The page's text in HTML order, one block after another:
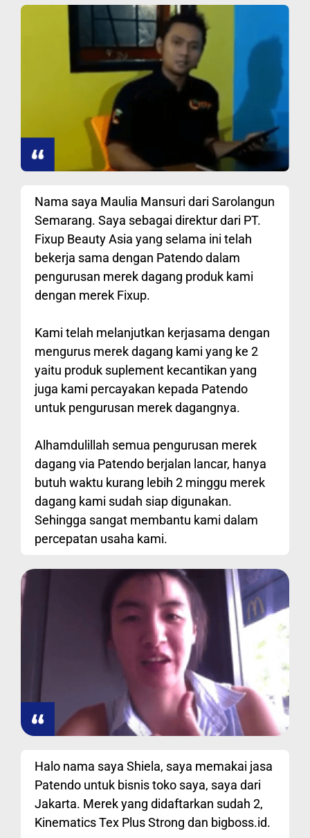
Nama saya Maulia Mansuri dari Sarolangun
Semarang. Saya sebagai direktur dari PT.
Fixup Beauty Asia yang selama ini telah
bekerja sama dengan Patendo dalam
pengurusan merek dagang produk kami
dengan merek Fixup.
Kami telah melanjutkan kerjasama dengan
mengurus merek dagang kami yang ke 2
yaitu produk suplement kecantikan yang
juga kami percayakan kepada Patendo
untuk pengurusan merek dagangnya.
Alhamdulillah semua pengurusan merek
dagang via Patendo berjalan lancar, hanya
butuh waktu kurang lebih 2 minggu merek
dagang kami sudah siap digunakan.
Sehingga sangat membantu kami dalam
percepatan usaha kami.
Halo nama saya Shiela, saya memakai jasa
Patendo untuk bisnis toko saya, saya dari
Jakarta. Merek yang didaftarkan sudah 2,
Kinematics Tex Plus Strong dan bigboss.id.